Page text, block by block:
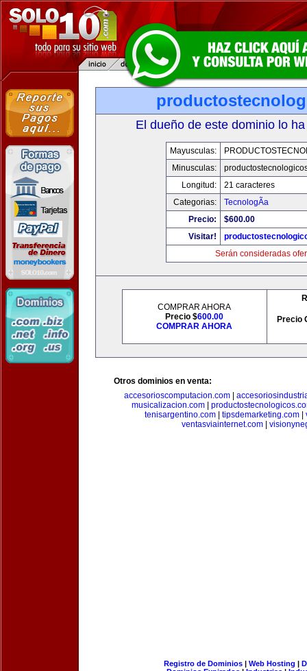
El dueño de este dominio lo
Mayusculas:
Minusculas:
Longitud:
21 caracteres
Categorias:
TecnologÃ­a
Precio:
$600.00
Visitar!
Serán consideradas
COMPRAR AHORA
Precio $600.00
COMPRAR AHORA
Precio
Otros dominios en venta:
accesorioscomputacion.com
musicalizacion.com|
tenisargentino.com
tipsdemarketing.com
ventasviainternet.com
Registro de Dominios| Web Hosting |